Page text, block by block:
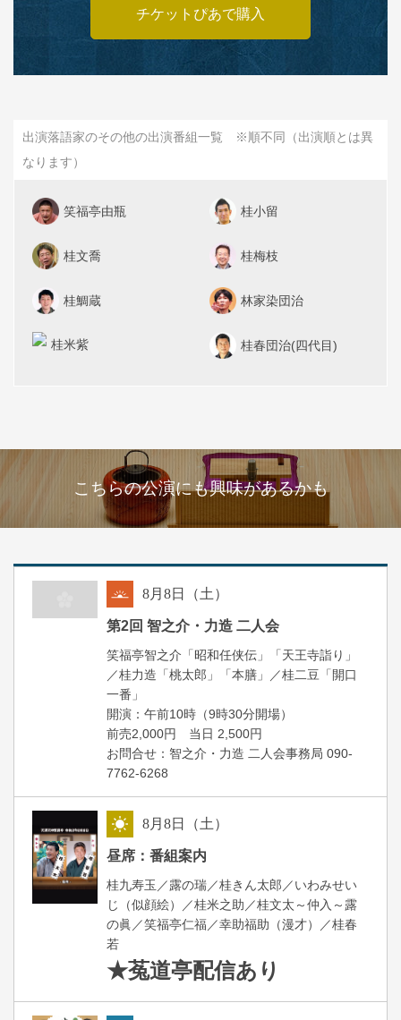
チケットぴあで購入
出演落語家のその他の出演番組一覧 ※順不同（出演順とは異
なります）
笑福亭由瓶 桂小留
桂文喬 桂梅枝
桂鯛蔵 林家染団治
桂米紫 桂春団治(四代目)
こちらの公演にも興味があるかも
8月8日（土）
第2回 智之介・力造 二人会
笑福亭智之介「昭和任侠伝」「天王寺詣り」
／桂力造「桃太郎」「本膳」／桂二豆「開口
一番」
開演：午前10時（9時30分開場）
前売2,000円 当日 2,500円
お問合せ：智之介・力造 二人会事務局 090-
7762-6268
8月8日（土）
昼席：番組案内
桂九寿玉／露の瑞／桂きん太郎／いわみせい
じ（似顔絵）／桂米之助／桂文太～仲入～露
の眞／笑福亭仁福／幸助福助（漫才）／桂春
若
★菟道亭配信あり